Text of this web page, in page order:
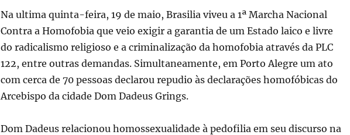
Na ultima quinta-feira, 19 de maio, Brasilia viveu a 1ª Marcha Nacional
Contra a Homofobia que veio exigir a garantia de um Estado laico e livre
do radicalismo religioso e a criminalização da homofobia através da PLC
122, entre outras demandas. Simultaneamente, em Porto Alegre um ato
com cerca de 70 pessoas declarou repudio às declarações homofóbicas do
Arcebispo da cidade Dom Dadeus Grings.
Dom Dadeus relacionou homossexualidade à pedofilia em seu discurso na